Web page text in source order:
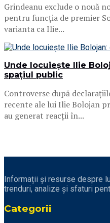
Grindeanu exclude o nouă
pentru funcția de premier
varianta ca Ilie...
Unde locuiește Ilie
spațiul public
Controverse după
recente ale lui Ilie Bolojan
au generat reacții în...
Informații și resurse despre
trenduri, analize și sfaturi
Categorii